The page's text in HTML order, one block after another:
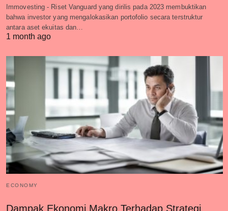
Immovesting - Riset Vanguard yang dirilis pada 2023 membuktikan
bahwa investor yang mengalokasikan portofolio secara terstruktur
antara aset ekuitas dan…
1 month ago
ECONOMY
Dampak Ekonomi Makro Terhadap Strategi